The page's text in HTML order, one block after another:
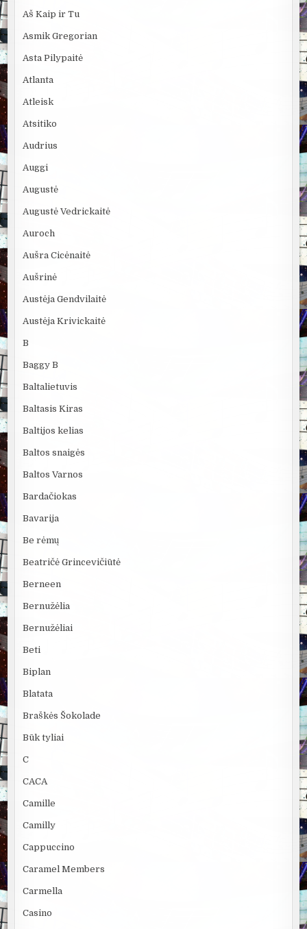
Aš Kaip ir Tu
Asmik Gregorian
Asta Pilypaitė
Atlanta
Atleisk
Atsitiko
Audrius
Auggi
Augustė
Augustė Vedrickaitė
Auroch
Aušra Cicėnaitė
Aušrinė
Austėja Gendvilaitė
Austėja Krivickaitė
B
Baggy B
Baltalietuvis
Baltasis Kiras
Baltijos kelias
Baltos snaigės
Baltos Varnos
Bardačiokas
Bavarija
Be rėmų
Beatričė Grincevičiūtė
Berneen
Bernužėlia
Bernužėliai
Beti
Biplan
Blatata
Braškės Šokolade
Būk tyliai
C
CACA
Camille
Camilly
Cappuccino
Caramel Members
Carmella
Casino